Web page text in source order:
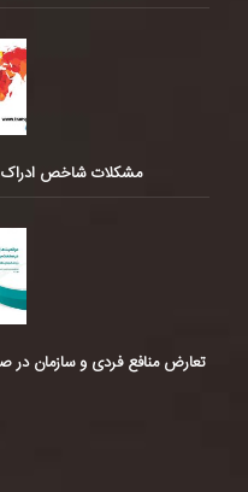
مشکلات شاخص ادراک
تعارض منافع فردی و سازمان